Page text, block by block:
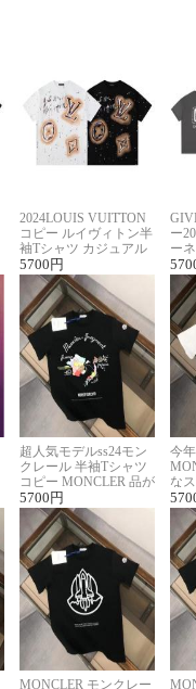
2024LOUIS VUITTON
コピー ルイヴィトン半
袖Tシャツ カジュアル
に馴染む 2色展開
5700 円
ー
ー
ー
超人気モデルss24モン
クレール 半袖Tシャツ
コピー MONCLER 品が
良く見た目
5700 円
今
な
ル
MONCLER モンクレー